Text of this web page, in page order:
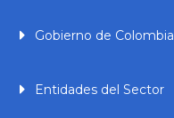
Gobierno de Colombia
Entidades del Sector